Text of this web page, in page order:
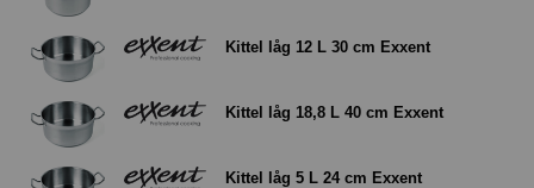
Kittel låg 12 L 30 cm Exxent
Kittel låg 18,8 L 40 cm Exxent
Kittel låg 5 L 24 cm Exxent